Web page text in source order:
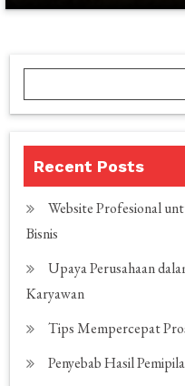
Recent Posts
Website Profesional
Bisnis
Upaya Perusahaan
Karyawan
Tips Mempercepat
Penyebab Hasil